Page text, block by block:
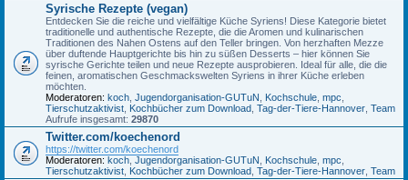
Syrische Rezepte (vegan)
Entdecken Sie die reiche und vielfältige Küche Syriens! Diese Kategorie bietet
traditionelle und authentische Rezepte, die die Aromen und kulinarischen
Traditionen des Nahen Ostens auf den Teller bringen. Von herzhaften Mezze
über duftende Hauptgerichte bis hin zu süßen Desserts – hier können Sie
syrische Gerichte teilen und neue Rezepte ausprobieren. Ideal für alle, die die
feinen, aromatischen Geschmackswelten Syriens in ihrer Küche erleben
möchten.
Moderatoren: koch Jugendorganisation-GUTuN Kochschule mpc
Tierschutzaktivist Kochbücher zum Download Tag-der-Tiere-Hannover Team
Aufrufe insgesamt: 29870
Twitter.com/koechenord
https://twitter.com/koechenord
Moderatoren: koch Jugendorganisation-GUTuN Kochschule mpc
Tierschutzaktivist Kochbücher zum Download Tag-der-Tiere-Hannover Team